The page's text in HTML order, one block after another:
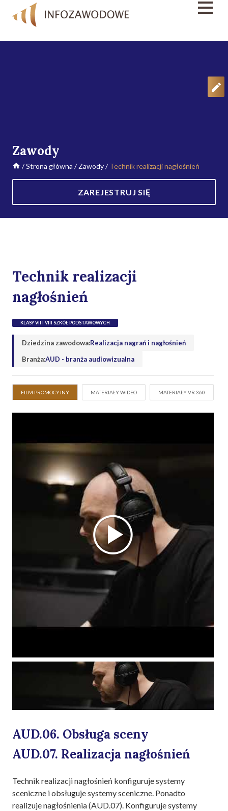
Zawody
/Strona główna /Zawody/Technik realizacji nagłośnień
ZAREJESTRUJ SIĘ
Technik realizacji
nagłośnień
KLASY VII I VIII SZKÓŁ PODSTAWOWYCH
Dziedzina zawodowa:Realizacja nagrań i nagłośnień
Branża:AUD - branża audiowizualna
FILM PROMOCYJNY MATERIAŁY WIDEO MATERIAŁY VR 360
AUD.06. Obsługa sceny
AUD.07. Realizacja nagłośnień
Technik realizacji nagłośnień konfiguruje systemy
sceniczne i obsługuje systemy sceniczne. Ponadto
realizuje nagłośnienia (AUD.07). Konfiguruje systemy